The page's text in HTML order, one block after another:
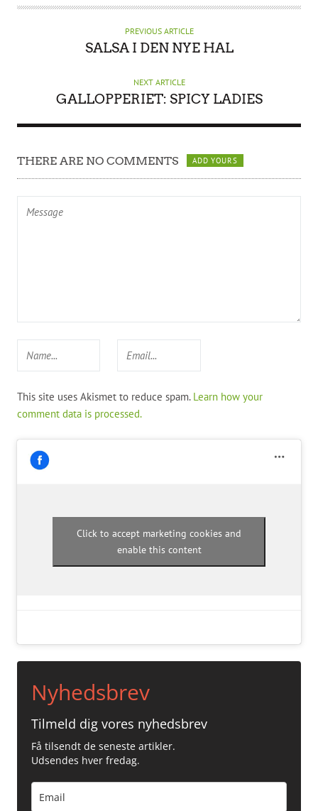
T
PREVIOUS ARTICLE
SALSA I DEN NYE HAL
NEXT ARTICLE
GALLOPPERIET: SPICY LADIES
THERE ARE NO COMMENTS ADD YOURS
This site uses Akismet to reduce spam. Learn how your
comment data is processed.
Click to accept marketing cookies and
enable this content
Nyhedsbrev
Tilmeld dig vores nyhedsbrev
Få tilsendt de seneste artikler.
Udsendes hver fredag.